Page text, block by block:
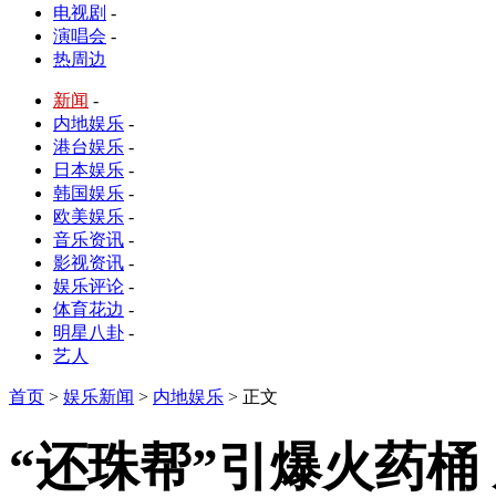
电视剧 -
演唱会 -
热周边
新闻 -
内地娱乐 -
港台娱乐 -
日本娱乐 -
韩国娱乐 -
欧美娱乐 -
音乐资讯 -
影视资讯 -
娱乐评论 -
体育花边 -
明星八卦 -
艺人
首页 > 娱乐新闻 > 内地娱乐 > 正文
“还珠帮”引爆火药